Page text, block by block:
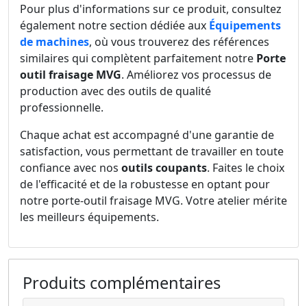
Pour plus d'informations sur ce produit, consultez
également notre section dédiée aux Équipements
de machines, où vous trouverez des références
similaires qui complètent parfaitement notre Porte
outil fraisage MVG. Améliorez vos processus de
production avec des outils de qualité
professionnelle.
Chaque achat est accompagné d'une garantie de
satisfaction, vous permettant de travailler en toute
confiance avec nos outils coupants. Faites le choix
de l'efficacité et de la robustesse en optant pour
notre porte-outil fraisage MVG. Votre atelier mérite
les meilleurs équipements.
Produits complémentaires